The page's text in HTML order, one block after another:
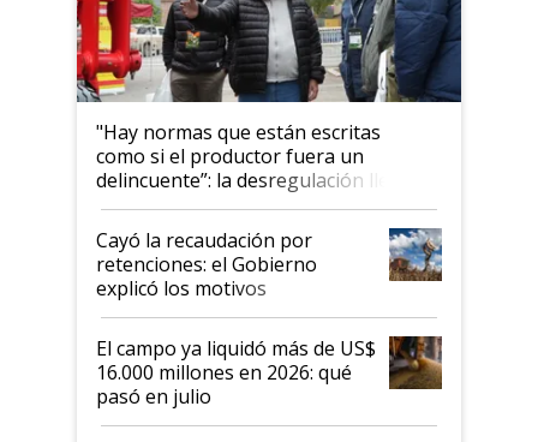
"Hay normas que están escritas
como si el productor fuera un
delincuente”: la desregulación llegó
al Congreso Aapresid y hasta se
habló del financiamiento al IPCVA
Cayó la recaudación por
retenciones: el Gobierno
explicó los motivos
El campo ya liquidó más de US$
16.000 millones en 2026: qué
pasó en julio